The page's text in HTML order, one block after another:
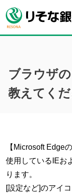
ブラウザ
教えてくだ
【Microsoft Edge
使用しているIEお
ります。
[設定など]のアイ